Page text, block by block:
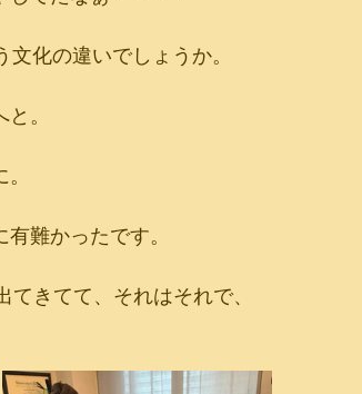
化の違いでしょうか。
。
難かったです。
きてて、それはそれで、